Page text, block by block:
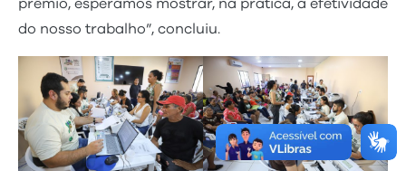
prêmio, esperamos mostrar, na prática, a efetividade
do nosso trabalho”, concluiu.